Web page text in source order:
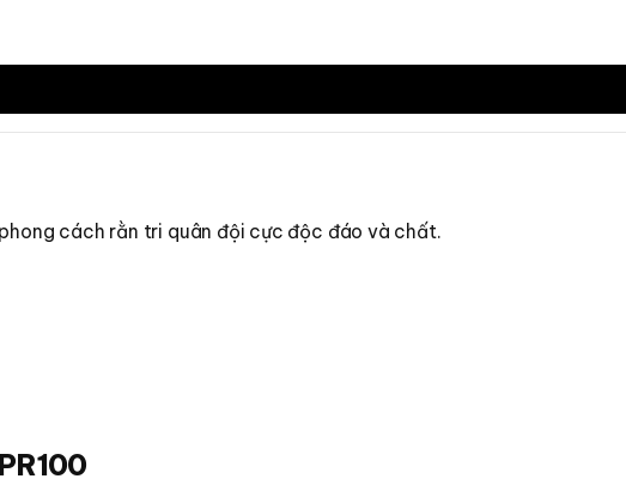
cách rằn tri quân đội cực độc đáo và chất.